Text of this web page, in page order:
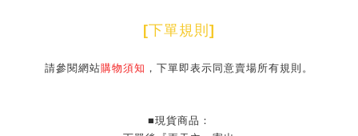
[下單規則 ]
請參閱網站購物須知 ，下單即表示同意賣場所有規則。
■現貨商品：